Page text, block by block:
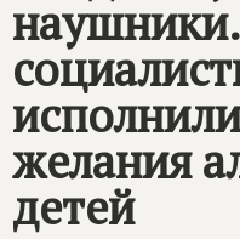
желания
детей